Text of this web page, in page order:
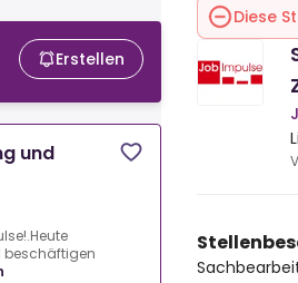
Erstellen
und
beschäftigen
Diese